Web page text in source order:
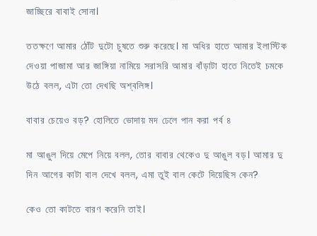
জাচ্ছিরে বাবাই সোনা।
ততক্ষণে আমার ঠোঁট দুটো চুষতে শুরু করেছে। মা অধির হাতে আমার ইলাস্টিক
দেওয়া পাজামা আর জাঙ্গিয়া নামিয়ে সরাসরি আমার বাঁড়াটা হাতে নিতেই চমকে
উঠে বলল, এটা তো দেখছি অশ্বলিঙ্গ।
বাবার চেয়েও বড়? হোলিতে ভোদায় মদ ঢেলে পান করা পর্ব ৪
মা আঙুল দিয়ে মেপে নিয়ে বলল, তোর বাবার থেকেও দু আঙুল বড়। আমার দু
দিন আগের কাটা বাল দেখে বলল, এমা তুই বাল কেটে দিয়েছিস কেন?
কেও তো কাটতে বারণ করেনি তাই।